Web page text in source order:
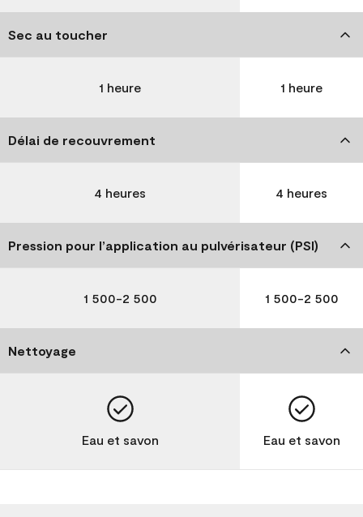
Sec au toucher
1 heure 1 heure
Délai de recouvrement
4 heures 4 heures
Pression pour l’application au pulvérisateur (PSI)
1 500-2 500 1 500-2 500
Nettoyage
Eau et savon Eau et savon